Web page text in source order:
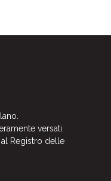
versati.
al Registro delle